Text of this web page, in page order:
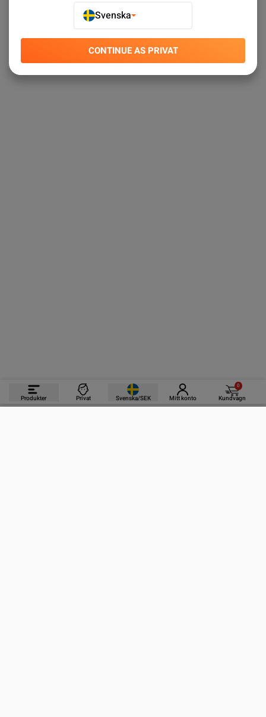
Produkter Privat Svenska/SEK Mitt konto
0
Kundvagn
Svenska
CONTINUE AS PRIVAT